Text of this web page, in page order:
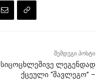
შემდეგი პოსტი
სიცოცხლეშივე ლეგენდად
ქცეული “შავლეგო” –